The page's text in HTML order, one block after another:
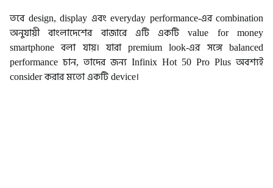
তবে design, display এবং everyday performance-এর combination
অনুযায়ী বাংলাদেশের বাজারে এটি একটি value for money
smartphone বলা যায়। যারা premium look-এর সঙ্গে balanced
performance চান, তাদের জন্য Infinix Hot 50 Pro Plus অবশ্যই
consider করার মতো একটি device।